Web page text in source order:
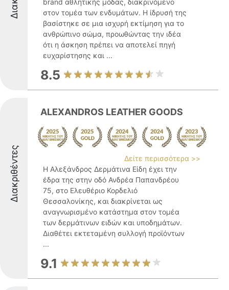
brand αθλητικής μόδας, διακρινόμενο
στον τομέα των ενδυμάτων. Η ίδρυσή της
βασίστηκε σε μια ισχυρή εκτίμηση για το
ανθρώπινο σώμα, προωθώντας την ιδέα
ότι η άσκηση πρέπει να αποτελεί πηγή
ευχαρίστησης και ...
8.5
Διακριθέντες
ALEXANDROS LEATHER GOODS
Δείτε περισσότερα >>
Η Αλεξάνδρος Δερμάτινα Είδη έχει την
έδρα της στην οδό Ανδρέα Παπανδρέου
75, στο Ελευθέριο Κορδελιό
Θεσσαλονίκης, και διακρίνεται ως
αναγνωρισμένο κατάστημα στον τομέα
των δερμάτινων ειδών και υποδημάτων.
Διαθέτει εκτεταμένη συλλογή προϊόντων
...
9.1